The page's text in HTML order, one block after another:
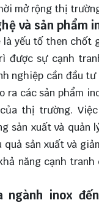
mở rộng thị
và sản phẩm
yếu tố then chốt
được sự cạnh
nghiệp cần đầu
ra các sản phẩm
thị trường.
sản xuất và quản
quả sản xuất và
năng cạnh tranh
ngành inox